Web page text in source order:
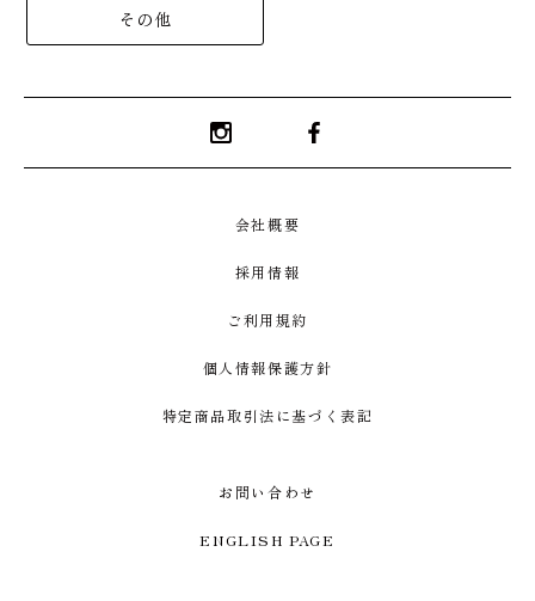
その他
Instagram
会社概要
採用情報
ご利用規約
個人情報保護方針
特定商品取引法に基づく表記
お問い合わせ
ENGLISH PAGE